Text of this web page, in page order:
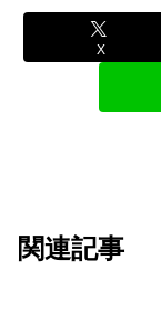
X
関連記事